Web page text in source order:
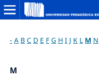
- A B C D E F G H I J K L M N
M